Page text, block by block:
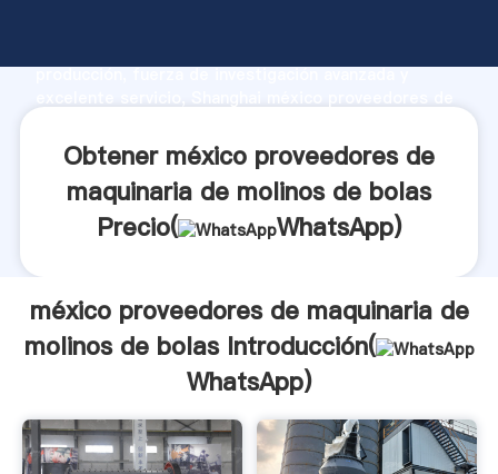
producción, fuerza de investigación avanzada y
valor y aporta valores a todos los clientes.
Obtener méxico proveedores de
maquinaria de molinos de bolas
Precio(
WhatsApp)
méxico proveedores de maquinaria de
molinos de bolas Introducción(
WhatsApp)